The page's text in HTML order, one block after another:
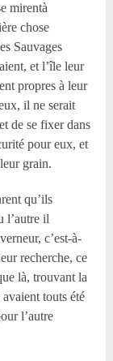
mirentà
chose
Sauvages
et l’île leur
propres à leur
il ne serait
de se fixer dans
pour eux, et
grain.
qu’ils
l’autre il
c’est-à-
recherche, ce
là, trouvant la
touts été
l’autre